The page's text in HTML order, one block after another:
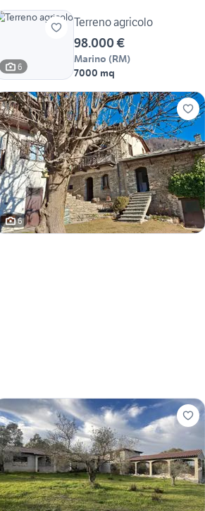
6
Terreno agricolo
98.000 €
Marino (RM)
7000 mq
6